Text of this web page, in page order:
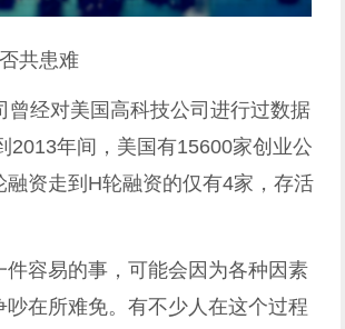
共患难
曾经对美国高科技公司进行过数据
2013年间，美国有15600家创业公
融资走到H轮融资的仅有4家，存活
件容易的事，可能会因为各种因素
吵在所难免。有不少人在这个过程